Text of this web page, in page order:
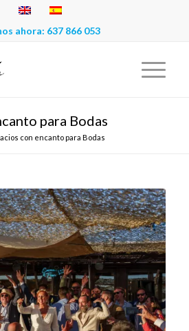
ahora: 637 866 053
para Bodas
con encanto para Bodas